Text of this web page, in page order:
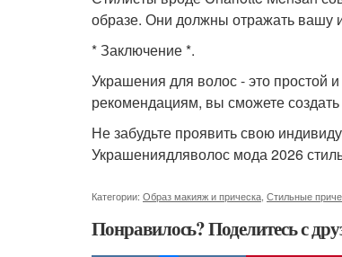
образе. Они должны отражать вашу
* Заключение *.
Украшения для волос - это простой
рекомендациям, вы сможете
Не забудьте проявить свою
Украшениядляволос мода 2026
Категории: Образ макияж и прическа Стильные
Понравилось? Поделитесь с